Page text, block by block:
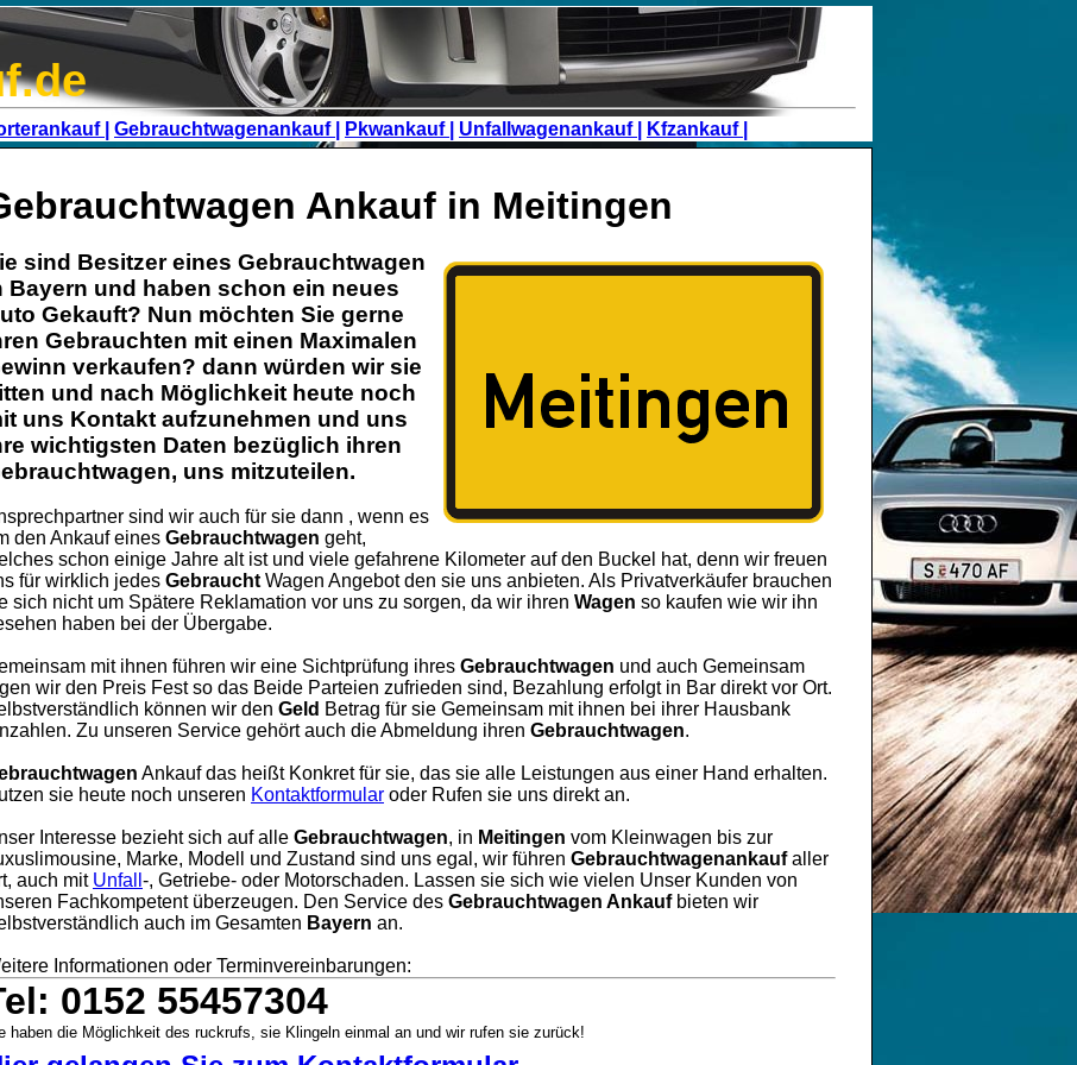
| Gebrauchtwagenankauf | Pkwankauf | Unfallwagenankauf | Kfzankauf |
Ankauf in Meitingen
sind Besitzer eines Gebrauchtwagen
Bayern und haben schon ein neues
Gekauft? Nun möchten Sie gerne
Gebrauchten mit einen Maximalen
verkaufen? dann würden wir sie
und nach Möglichkeit heute noch
uns Kontakt aufzunehmen und uns
wichtigsten Daten bezüglich ihren
, uns mitzuteilen.
sind wir auch für sie dann , wenn es
den Ankauf eines Gebrauchtwagen geht,
schon einige Jahre alt ist und viele gefahrene Kilometer auf den Buckel hat, denn wir freuen
für wirklich jedes Gebraucht Wagen Angebot den sie uns anbieten. Als Privatverkäufer brauchen
sich nicht um Spätere Reklamation vor uns zu sorgen, da wir ihren Wagen so kaufen wie wir ihn
haben bei der Übergabe.
mit ihnen führen wir eine Sichtprüfung ihres Gebrauchtwagen und auch Gemeinsam
wir den Preis Fest so das Beide Parteien zufrieden sind, Bezahlung erfolgt in Bar direkt vor Ort.
können wir den Geld Betrag für sie Gemeinsam mit ihnen bei ihrer Hausbank
Zu unseren Service gehört auch die Abmeldung ihren Gebrauchtwagen.
Ankauf das heißt Konkret für sie, das sie alle Leistungen aus einer Hand erhalten.
sie heute noch unseren Kontaktformular oder Rufen sie uns direkt an.
Interesse bezieht sich auf alle Gebrauchtwagen, in Meitingen vom Kleinwagen bis zur
Marke, Modell und Zustand sind uns egal, wir führen Gebrauchtwagenankaufaller
auch mit Unfall -, Getriebe- oder Motorschaden. Lassen sie sich wie vielen Unser Kunden von
Fachkompetent überzeugen. Den Service des Gebrauchtwagen Ankaufbieten wir
auch im Gesamten Bayern an.
Informationen oder Terminvereinbarungen:
0152 55457304
haben die Möglichkeit des ruckrufs, sie Klingeln einmal an und wir rufen sie zurück!